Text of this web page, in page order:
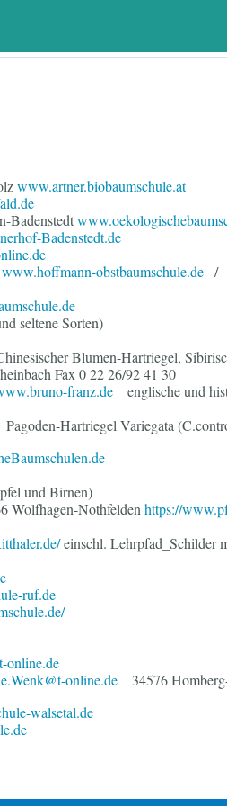
www.artner.biobaumschule.at
Badenstedt
Badenstedt.de
www.hoffmann-obstbaumschule.de /
seltene Sorten)
Blumen-Hartriegel,
Fax 0 22 26/92 41 30
franz.de
englische und
Pagoden-Hartriegel Variegata
und Birnen)
Wolfhagen-Nothfelden https://
einschl. Lehrpfad_Schilder
ruf.de
online.de
online.de
34576
walsetal.de